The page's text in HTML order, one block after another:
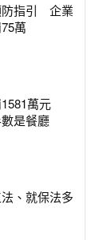
防指引 企業
萬
萬元
是餐廳
、就保法多